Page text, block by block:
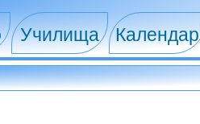
Училища Календар